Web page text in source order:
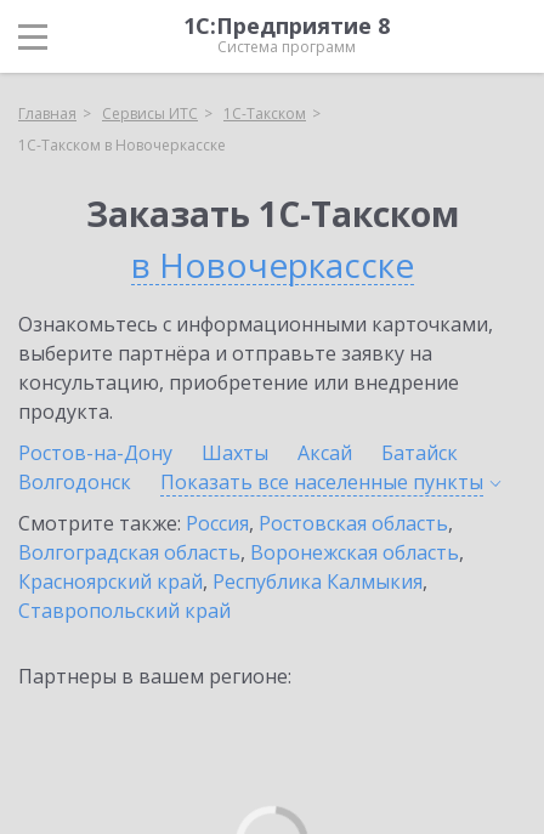
1С:Предприятие 8
Система программ
Главная Сервисы ИТС
1С-Такском
1С-Такском в Новочеркасске
Заказать 1С-Такском
в Новочеркасске
Ознакомьтесь с информационными карточками,
выберите партнёра и отправьте заявку на
консультацию, приобретение или внедрение
продукта.
Ростов-на-Дону
Шахты Аксай
Батайск
Волгодонск
Показать все населенные пункты
Смотрите также: Россия, Ростовская область,
Волгоградская область, Воронежская область,
Красноярский край, Республика Калмыкия,
Ставропольский край
Партнеры в вашем регионе: